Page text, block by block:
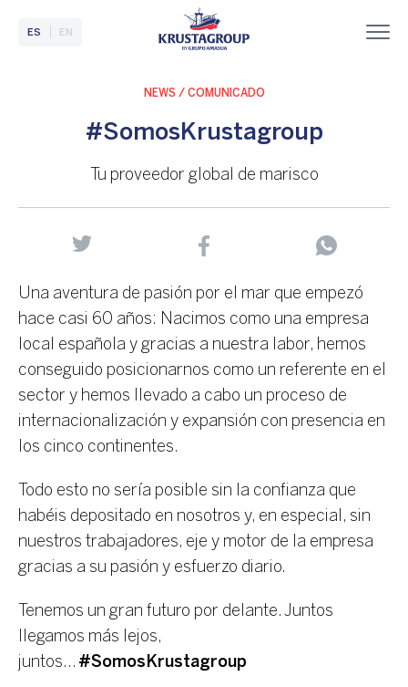
ES EN
NEWS / COMUNICADO
#SomosKrustagroup
Tu proveedor global de marisco
Una aventura de pasión por el mar que empezó
hace casi 60 años: Nacimos como una empresa
local española y gracias a nuestra labor, hemos
conseguido posicionarnos como un referente en el
sector y hemos llevado a cabo un proceso de
internacionalización y expansión con presencia en
los cinco continentes.
Todo esto no sería posible sin la confianza que
habéis depositado en nosotros y, en especial, sin
nuestros trabajadores, eje y motor de la empresa
gracias a su pasión y esfuerzo diario.
Tenemos un gran futuro por delante. Juntos
llegamos más lejos,
juntos… #SomosKrustagroup